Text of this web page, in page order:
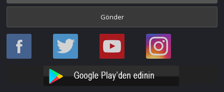
Haber
Oku
Haber
Oku
Bir
Haber
YouTube
Bir
Haber
Instagram